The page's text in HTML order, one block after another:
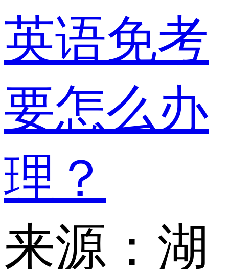
英语免考
要怎么办
理？
来源：湖